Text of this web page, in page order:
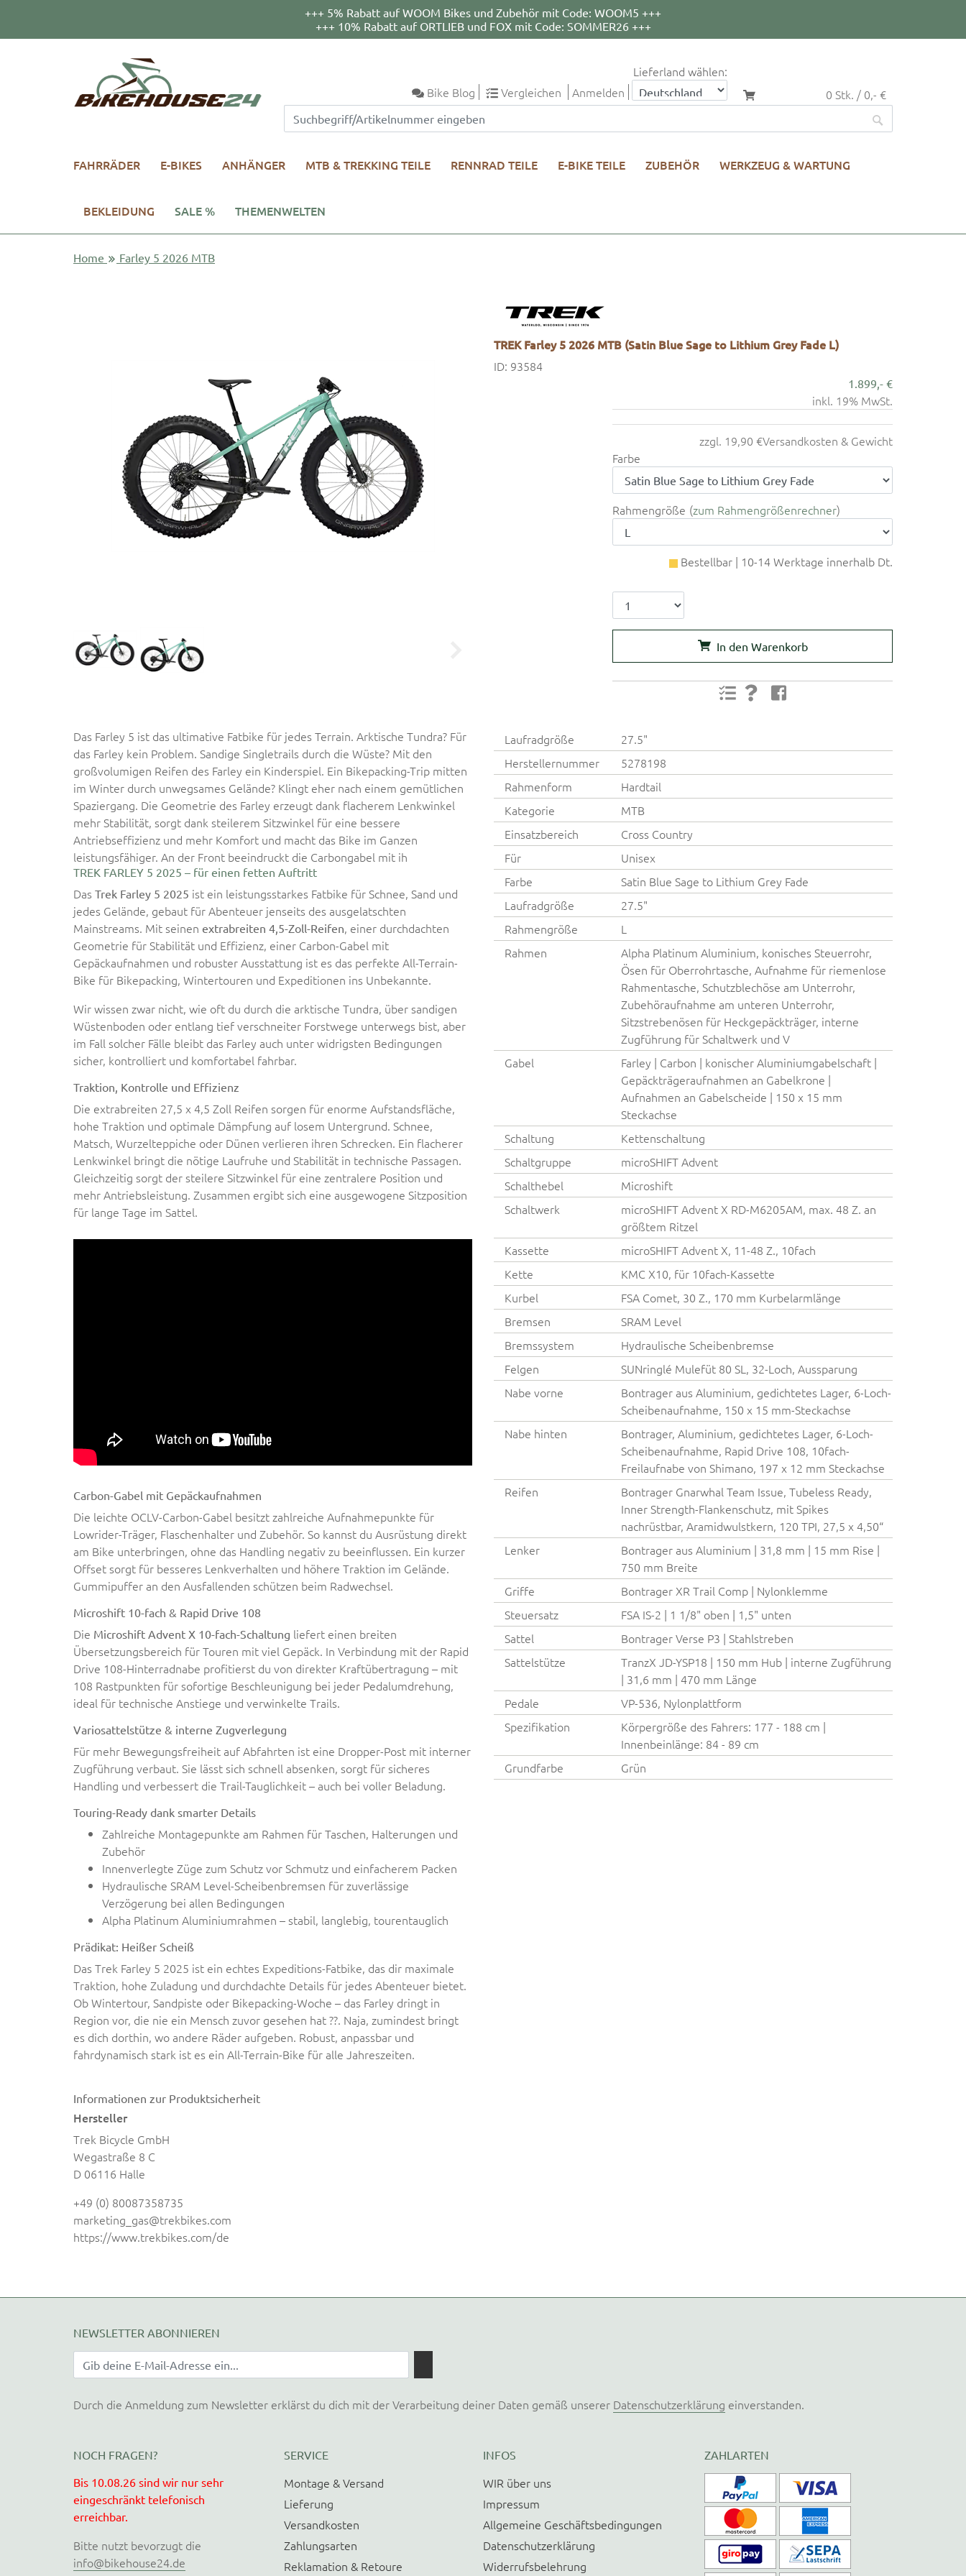
+++ 5% Rabatt auf WOOM Bikes und Zubehör mit Code: WOOM5 +++
+++ 10% Rabatt auf ORTLIEB und FOX mit Code: SOMMER26 +++
Bike Blog Vergleichen Anmelden
Lieferland wählen:
0 Stk. / 0,- €
FAHRRÄDER E-BIKES ANHÄNGER MTB & TREKKING TEILE RENNRAD TEILE E-BIKE TEILE ZUBEHÖR WERKZEUG & WARTUNG
BEKLEIDUNG SALE % THEMENWELTEN
Home Farley 5 2026 MTB
TREK Farley 5 2026 MTB (Satin Blue Sage to Lithium Grey Fade L)
ID: 93584
1.899,- €
inkl. 19% MwSt.
zzgl. 19,90 €Versandkosten & Gewicht
Farbe
Rahmengröße zum Rahmengrößenrechner
Bestellbar | 10-14 Werktage innerhalb Dt.
In den Warenkorb
Das Farley 5 ist das ultimative Fatbike für jedes Terrain. Arktische Tundra? Für
das Farley kein Problem. Sandige Singletrails durch die Wüste? Mit den
großvolumigen Reifen des Farley ein Kinderspiel. Ein Bikepacking-Trip mitten
im Winter durch unwegsames Gelände? Klingt eher nach einem gemütlichen
Spaziergang. Die Geometrie des Farley erzeugt dank flacherem Lenkwinkel
mehr Stabilität, sorgt dank steilerem Sitzwinkel für eine bessere
Antriebseffizienz und mehr Komfort und macht das Bike im Ganzen
leistungsfähiger. An der Front beeindruckt die Carbongabel mit ih
TREK FARLEY 5 2025 – für einen fetten Auftritt
Das Trek Farley 5 2025 ist ein leistungsstarkes Fatbike für Schnee, Sand und
jedes Gelände, gebaut für Abenteuer jenseits des ausgelatschten
Mainstreams. Mit seinen extrabreiten 4,5-Zoll-Reifen, einer durchdachten
Geometrie für Stabilität und Effizienz, einer Carbon-Gabel mit
Gepäckaufnahmen und robuster Ausstattung ist es das perfekte All-Terrain-
Bike für Bikepacking, Wintertouren und Expeditionen ins Unbekannte.
Wir wissen zwar nicht, wie oft du durch die arktische Tundra, über sandigen
Wüstenboden oder entlang tief verschneiter Forstwege unterwegs bist, aber
im Fall solcher Fälle bleibt das Farley auch unter widrigsten Bedingungen
sicher, kontrolliert und komfortabel fahrbar.
Traktion, Kontrolle und Effizienz
Die extrabreiten 27,5 x 4,5 Zoll Reifen sorgen für enorme Aufstandsfläche,
hohe Traktion und optimale Dämpfung auf losem Untergrund. Schnee,
Matsch, Wurzelteppiche oder Dünen verlieren ihren Schrecken. Ein flacherer
Lenkwinkel bringt die nötige Laufruhe und Stabilität in technische Passagen.
Gleichzeitig sorgt der steilere Sitzwinkel für eine zentralere Position und
mehr Antriebsleistung. Zusammen ergibt sich eine ausgewogene Sitzposition
für lange Tage im Sattel.
Carbon-Gabel mit Gepäckaufnahmen
Die leichte OCLV-Carbon-Gabel besitzt zahlreiche Aufnahmepunkte für
Lowrider-Träger, Flaschenhalter und Zubehör. So kannst du Ausrüstung direkt
am Bike unterbringen, ohne das Handling negativ zu beeinflussen. Ein kurzer
Offset sorgt für besseres Lenkverhalten und höhere Traktion im Gelände.
Gummipuffer an den Ausfallenden schützen beim Radwechsel.
Microshift 10-fach & Rapid Drive 108
Die Microshift Advent X 10-fach-Schaltung liefert einen breiten
Übersetzungsbereich für Touren mit viel Gepäck. In Verbindung mit der Rapid
Drive 108-Hinterradnabe profitierst du von direkter Kraftübertragung – mit
108 Rastpunkten für sofortige Beschleunigung bei jeder Pedalumdrehung,
ideal für technische Anstiege und verwinkelte Trails.
Variosattelstütze & interne Zugverlegung
Für mehr Bewegungsfreiheit auf Abfahrten ist eine Dropper-Post mit interner
Zugführung verbaut. Sie lässt sich schnell absenken, sorgt für sicheres
Handling und verbessert die Trail-Tauglichkeit – auch bei voller Beladung.
Touring-Ready dank smarter Details
Zahlreiche Montagepunkte am Rahmen für Taschen, Halterungen und
Zubehör
Innenverlegte Züge zum Schutz vor Schmutz und einfacherem Packen
Hydraulische SRAM Level-Scheibenbremsen für zuverlässige
Verzögerung bei allen Bedingungen
Alpha Platinum Aluminiumrahmen – stabil, langlebig, tourentauglich
Prädikat: Heißer Scheiß
Das Trek Farley 5 2025 ist ein echtes Expeditions-Fatbike, das dir maximale
Traktion, hohe Zuladung und durchdachte Details für jedes Abenteuer bietet.
Ob Wintertour, Sandpiste oder Bikepacking-Woche – das Farley dringt in
Region vor, die nie ein Mensch zuvor gesehen hat ??. Naja, zumindest bringt
es dich dorthin, wo andere Räder aufgeben. Robust, anpassbar und
fahrdynamisch stark ist es ein All-Terrain-Bike für alle Jahreszeiten.
Informationen zur Produktsicherheit
Hersteller
Trek Bicycle GmbH
Wegastraße 8 C
D 06116 Halle
+49 (0) 80087358735
marketing_gas@trekbikes.com
https://www.trekbikes.com/de
Laufradgröße
27.5"
Herstellernummer
5278198
Rahmenform
Hardtail
Kategorie
MTB
Einsatzbereich
Cross Country
Für
Unisex
Farbe
Satin Blue Sage to Lithium Grey Fade
Laufradgröße
27.5"
Rahmengröße
L
Rahmen
Alpha Platinum Aluminium, konisches Steuerrohr,
Ösen für Oberrohrtasche, Aufnahme für riemenlose
Rahmentasche, Schutzblechöse am Unterrohr,
Zubehöraufnahme am unteren Unterrohr,
Sitzstrebenösen für Heckgepäckträger, interne
Zugführung für Schaltwerk und V
Gabel
Farley | Carbon | konischer Aluminiumgabelschaft |
Gepäckträgeraufnahmen an Gabelkrone |
Aufnahmen an Gabelscheide | 150 x 15 mm
Steckachse
Schaltung
Kettenschaltung
Schaltgruppe
microSHIFT Advent
Schalthebel
Microshift
Schaltwerk
microSHIFT Advent X RD-M6205AM, max. 48 Z. an
größtem Ritzel
Kassette
microSHIFT Advent X, 11-48 Z., 10fach
Kette
KMC X10, für 10fach-Kassette
Kurbel
FSA Comet, 30 Z., 170 mm Kurbelarmlänge
Bremsen
SRAM Level
Bremssystem
Hydraulische Scheibenbremse
Felgen
SUNringlé Mulefüt 80 SL, 32-Loch, Aussparung
Nabe vorne
Bontrager aus Aluminium, gedichtetes Lager, 6-Loch-
Scheibenaufnahme, 150 x 15 mm-Steckachse
Nabe hinten
Bontrager, Aluminium, gedichtetes Lager, 6-Loch-
Scheibenaufnahme, Rapid Drive 108, 10fach-
Freilaufnabe von Shimano, 197 x 12 mm Steckachse
Reifen
Bontrager Gnarwhal Team Issue, Tubeless Ready,
Inner Strength-Flankenschutz, mit Spikes
nachrüstbar, Aramidwulstkern, 120 TPI, 27,5 x 4,50“
Lenker
Bontrager aus Aluminium | 31,8 mm | 15 mm Rise |
750 mm Breite
Griffe
Bontrager XR Trail Comp | Nylonklemme
Steuersatz
FSA IS-2 | 1 1/8" oben | 1,5" unten
Sattel
Bontrager Verse P3 | Stahlstreben
Sattelstütze
TranzX JD-YSP18 | 150 mm Hub | interne Zugführung
| 31,6 mm | 470 mm Länge
Pedale
VP-536, Nylonplattform
Spezifikation
Körpergröße des Fahrers: 177 - 188 cm |
Innenbeinlänge: 84 - 89 cm
Grundfarbe
Grün
NEWSLETTER ABONNIEREN
Durch die Anmeldung zum Newsletter erklärst du dich mit der Verarbeitung deiner Daten gemäß unserer Datenschutzerklärung einverstanden.
NOCH FRAGEN?
Bis 10.08.26 sind wir nur sehr
eingeschränkt telefonisch
erreichbar.
Bitte nutzt bevorzugt die
info@bikehouse24.de
SERVICE
Montage & Versand
Lieferung
Versandkosten
Zahlungsarten
Reklamation & Retoure
INFOS
WIR über uns
Impressum
Allgemeine Geschäftsbedingungen
Datenschutzerklärung
Widerrufsbelehrung
ZAHLARTEN